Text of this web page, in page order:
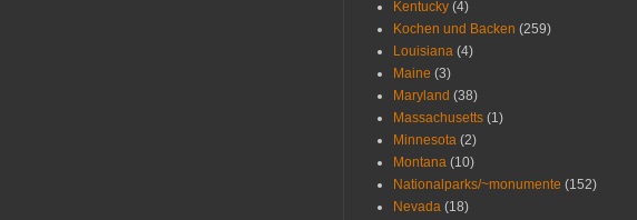
Kentucky (4)
Kochen und Backen (259)
Louisiana (4)
Maine (3)
Maryland (38)
Massachusetts (1)
Minnesota (2)
Montana (10)
Nationalparks/~monumente (152)
Nevada (18)